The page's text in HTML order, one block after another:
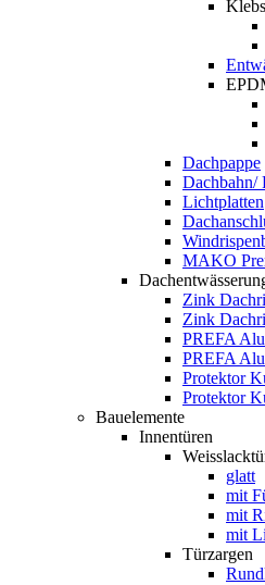
Dachpappe
Dachbahn/
Lichtplatten
MAKO
Zink
Zink
PREFA
PREFA
Protektor
Protektor
Bauelemente
Innentüren
glatt
mit
mit
mit
Türzargen